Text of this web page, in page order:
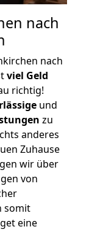
nach
nach
viel Geld
richtig!
und
zu
anderes
Zuhause
wir über
von
somit
eine